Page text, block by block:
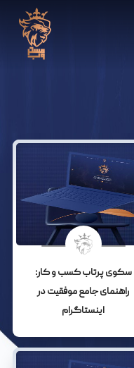
سکوی پرتاب کسب و کار:
راهنمای جامع موفقیت در
اینستاگرام